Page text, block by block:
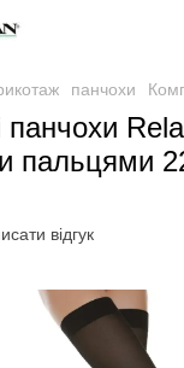
панчохи
панчохи
пальцями
відгук